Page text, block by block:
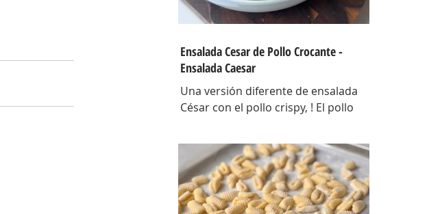
Ensalada Cesar de Pollo Crocante -
Ensalada Caesar
Una versión diferente de ensalada
César con el pollo crispy, ! El pollo
para llevarlo al trabajo y picotear a
cualquier hora del día, los croutons
para otras ensaladas y el aderezo
que explota de sabor para levantar
cualquier plato! INGREDIENTES Para